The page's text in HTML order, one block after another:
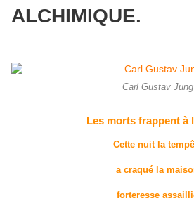
ALCHIMIQUE.
Carl Gustav Jung
Les morts frappent à
Cette nuit la
a craqué la
forteresse